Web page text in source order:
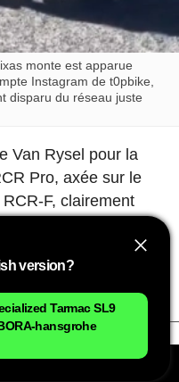
monte est apparue
Instagram de t0pbike,
disparu du réseau juste
Van Rysel pour la
Pro, axée sur le
F, clairement
Il reste donc à voir
de l'un d'eux.
version?
Tarmac SL9
hansgrohe